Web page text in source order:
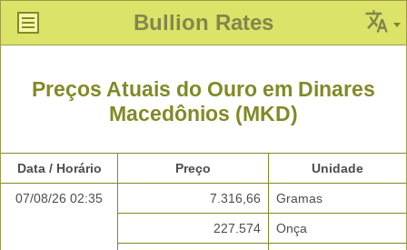
Bullion Rates
Preços Atuais do Ouro em Dinares
Macedônios (MKD)
Data / Horário Preço Unidade
07/08/26 02:35 7.316,66 Gramas
227.574 Onça